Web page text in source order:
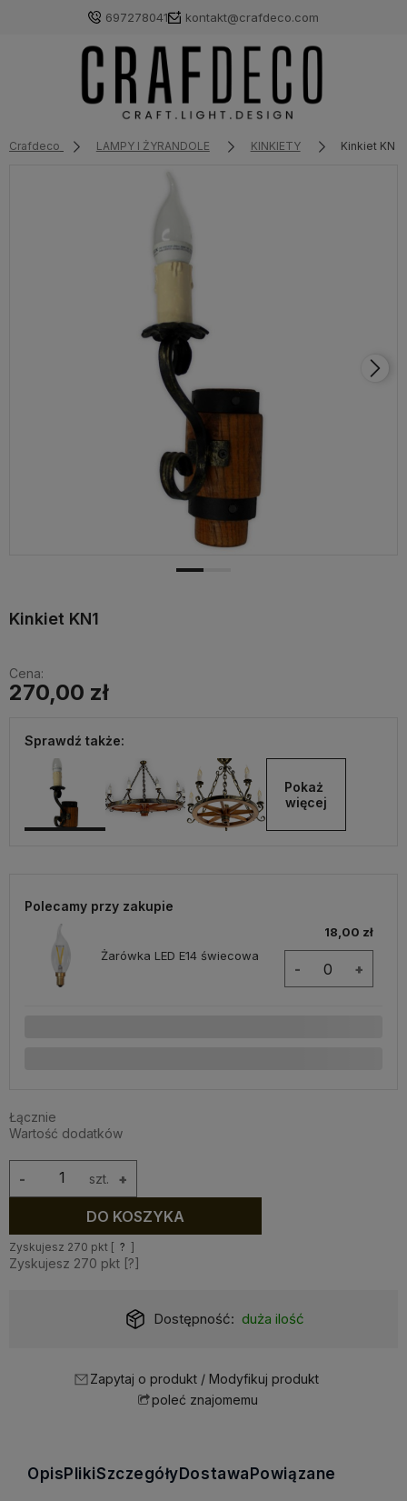
697278041 kontakt@crafdeco.com
Crafdeco LAMPY I ŻYRANDOLE KINKIETY Kinkiet KN1
Kinkiet KN1
Cena:
270,00 zł
Sprawdź także:
Pokaż
więcej
Polecamy przy zakupie
Żarówka LED E14 świecowa
18,00 zł
- +
Łącznie
Wartość dodatków
szt. +
-
DO KOSZYKA
Zyskujesz 270 pkt [ ? ]
Zyskujesz 270 pkt [?]
Dostępność: duża ilość
Zapytaj o produkt / Modyfikuj produkt
poleć znajomemu
Opis PlikiSzczegóły Dostawa Powiązane